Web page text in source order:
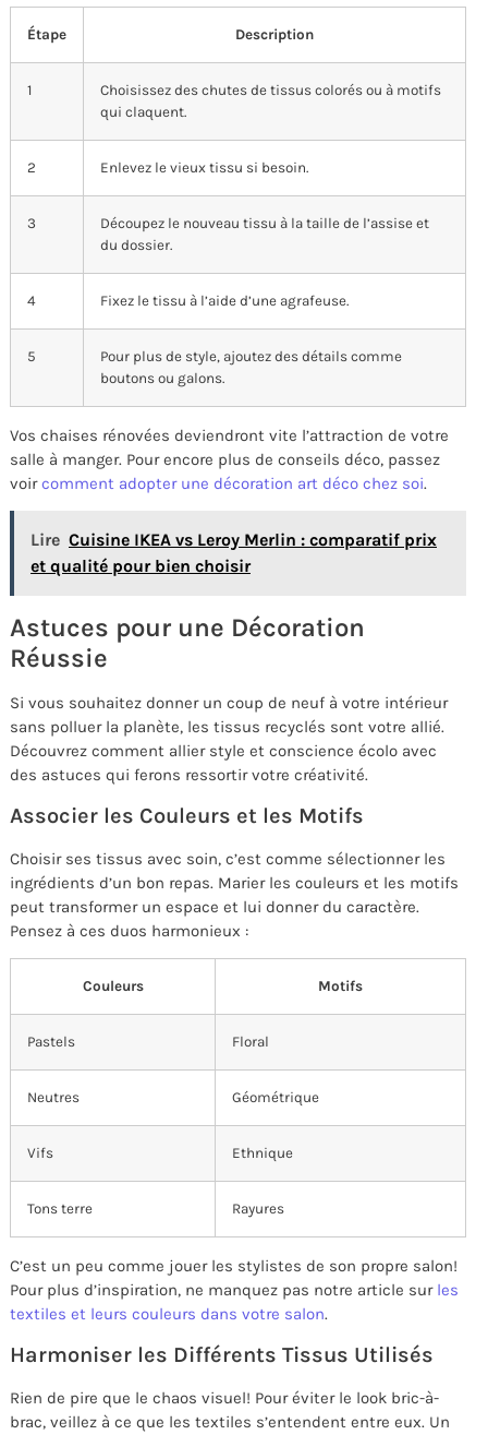
Étape Description
1
Choisissez des chutes de tissus colorés ou à motifs
qui claquent.
2 Enlevez le vieux tissu si besoin.
3
Découpez le nouveau tissu à la taille de l’assise et
du dossier.
4 Fixez le tissu à l’aide d’une agrafeuse.
5
Pour plus de style, ajoutez des détails comme
boutons ou galons.
Vos chaises rénovées deviendront vite l’attraction de votre
salle à manger. Pour encore plus de conseils déco, passez
voircomment adopter une décoration art déco chez soi.
Lire Cuisine IKEA vs Leroy Merlin : comparatif prix
et qualité pour bien choisir
Astuces pour une Décoration
Réussie
Si vous souhaitez donner un coup de neuf à votre intérieur
sans polluer la planète, les tissus recyclés sont votre allié.
Découvrez comment allier style et conscience écolo avec
des astuces qui ferons ressortir votre créativité.
Associer les Couleurs et les Motifs
Choisir ses tissus avec soin, c’est comme sélectionner les
ingrédients d’un bon repas. Marier les couleurs et les motifs
peut transformer un espace et lui donner du caractère.
Pensez à ces duos harmonieux :
Couleurs Motifs
Pastels Floral
Neutres Géométrique
Vifs Ethnique
Tons terre Rayures
C’est un peu comme jouer les stylistes de son propre salon!
Pour plus d’inspiration, ne manquez pas notre article sur les
textiles et leurs couleurs dans votre salon.
Harmoniser les Différents Tissus Utilisés
Rien de pire que le chaos visuel! Pour éviter le look bric-à-
brac, veillez à ce que les textiles s’entendent entre eux. Un